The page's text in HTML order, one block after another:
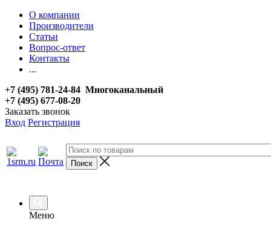
О компании
Производители
Статьи
Вопрос-ответ
Контакты
...
+7 (495) 781-24-84 Многоканальный
+7 (495) 677-08-20
Заказать звонок
Вход Регистрация
Меню